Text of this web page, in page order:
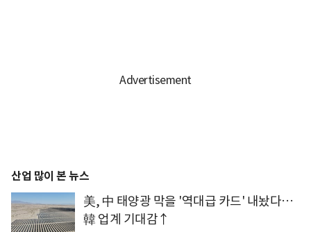
산업 많이 본 뉴스
美, 中 태양광 막을 '역대급 카드' 내놨다…
韓 업계 기대감↑